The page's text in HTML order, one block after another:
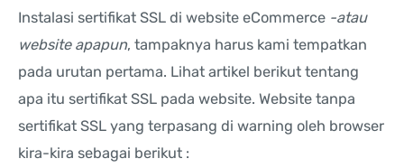
Instalasi sertifikat SSL di website eCommerce -atau
website apapun, tampaknya harus kami tempatkan
pada urutan pertama. Lihat artikel berikut tentang
apa itu sertifikat SSL pada website. Website tanpa
sertifikat SSL yang terpasang di warning oleh browser
kira-kira sebagai berikut :